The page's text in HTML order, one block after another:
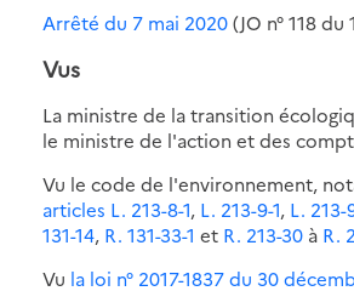
Arrêté du 7 mai 2020(JO n° 118
Vus
La ministre de la transition
le ministre de l'action et des
Vu le code de l'environnement,
articles L. 213-8-1, L. 213-9-1, L. 213-
131-14, R. 131-33-1 et R. 213-30 à R.
Vu la loi n° 2017-1837 du 30